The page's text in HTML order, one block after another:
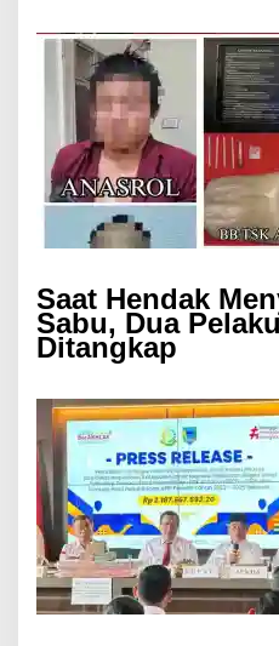
Saat Hendak
Sabu, Dua
Ditangkap